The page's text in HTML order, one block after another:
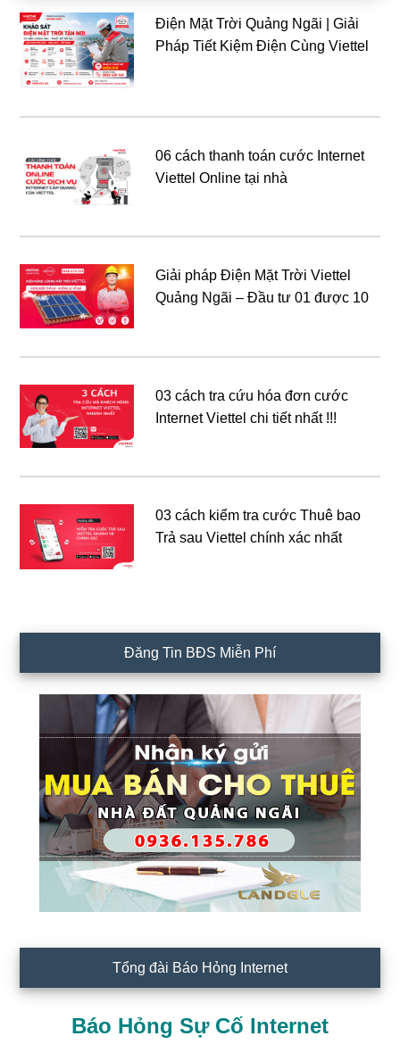
Điện Mặt Trời Quảng Ngãi | Giải
Pháp Tiết Kiệm Điện Cùng Viettel
06 cách thanh toán cước Internet
Viettel Online tại nhà
Giải pháp Điện Mặt Trời Viettel
Quảng Ngãi – Đầu tư 01 được 10
03 cách tra cứu hóa đơn cước
Internet Viettel chi tiết nhất !!!
03 cách kiểm tra cước Thuê bao
Trả sau Viettel chính xác nhất
Đăng Tin BĐS Miễn Phí
Tổng đài Báo Hỏng Internet
Báo Hỏng Sự Cố Internet